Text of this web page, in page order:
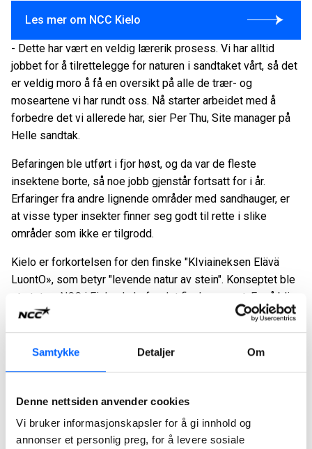
Samtykke Detaljer Om
Denne nettsiden anvender cookies
Vi bruker informasjonskapsler for å gi innhold og
annonser et personlig preg, for å levere sosiale
Les mer om NCC Kielo
- Dette har vært en veldig lærerik prosess. Vi har alltid
jobbet for å tilrettelegge for naturen i sandtaket vårt, så det
er veldig moro å få en oversikt på alle de trær- og
moseartene vi har rundt oss. Nå starter arbeidet med å
forbedre det vi allerede har, sier Per Thu, Site manager på
Helle sandtak.
Befaringen ble utført i fjor høst, og da var de fleste
insektene borte, så noe jobb gjenstår fortsatt for i år.
Erfaringer fra andre lignende områder med sandhauger, er
at visse typer insekter finner seg godt til rette i slike
områder som ikke er tilgrodd.
Kielo er forkortelsen for den finske "KIviaineksen Elävä
LuontO», som betyr "levende natur av stein". Konseptet ble
startet av NCC i Finland, derfor det finske navnet. For å bli
en NCC Kielo-site er det en rekke kriterier som må
oppfylles, inkludert en kartlegging av naturtyper for å
kartlegge karakteristiske arter i området, sette seg mål for
FNs dag for biologisk mangfold
FN har markert den internasjonale dagen for biologisk